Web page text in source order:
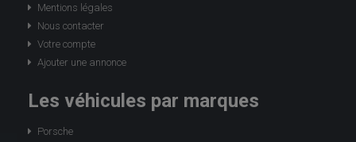
Mentions légales
Nous contacter
Votre compte
Ajouter une annonce
Les véhicules par marques
Porsche